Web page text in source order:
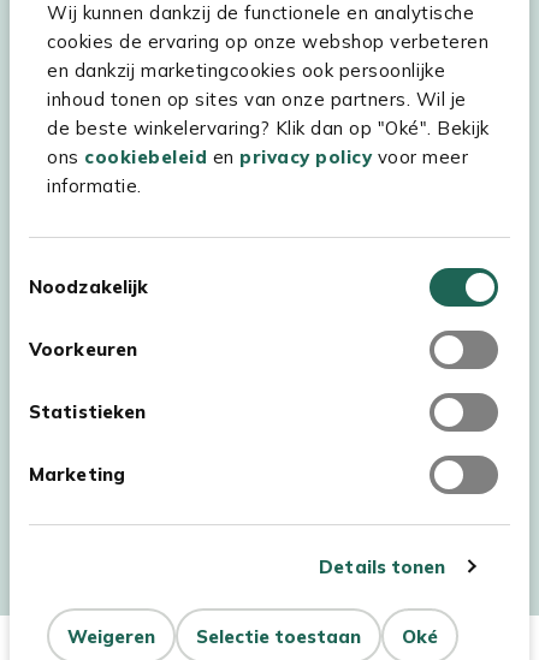
Wij kunnen dankzij de functionele en analytische
cookies de ervaring op onze webshop verbeteren
en dankzij marketingcookies ook persoonlijke
inhoud tonen op sites van onze partners. Wil je
de beste winkelervaring? Klik dan op "Oké". Bekijk
ons cookiebeleid en privacy policyvoor meer
informatie.
Noodzakelijk
Voorkeuren
Statistieken
Marketing
Details tonen
Oké
Selectie toestaan
Weigeren
Assortiment
Kees Smit Tuinmeubelen
Experience Stores XXL